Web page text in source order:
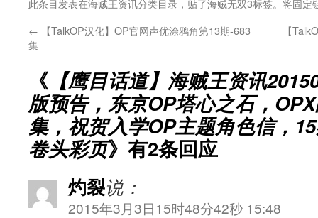
此条目发表在海贼王资讯分类目录，贴了海贼无双3标签。将固定
← 【TalkOP汉化】OP官网声优涂鸦角第13期-683
集
【
《 【鹰目话道】海贼王资讯
版预告，东京OP塔心之石，
集，祝贺入学OP主题角色信，
卷头彩页》有2条回应
灼裂说：
2015年3月3日15时48分42秒 15:48